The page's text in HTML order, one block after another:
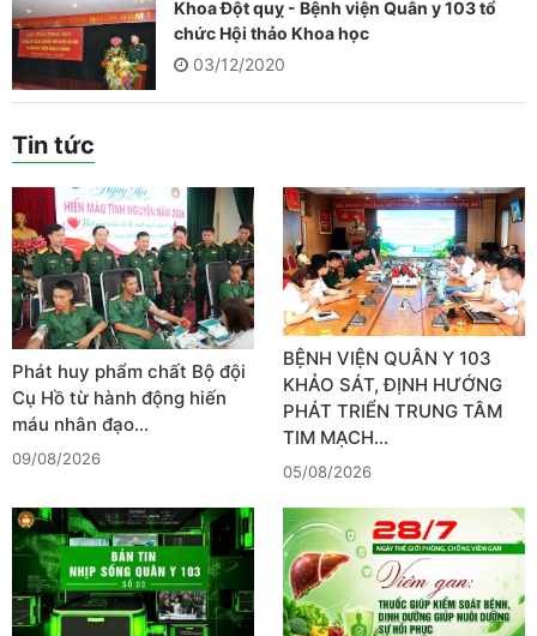
Khoa Đột quỵ - Bệnh viện Quân y 103 tổ
chức Hội thảo Khoa học
03/12/2020
Tin tức
Phát huy phẩm chất Bộ đội
Cụ Hồ từ hành động hiến
máu nhân đạo…
09/08/2026
BỆNH VIỆN QUÂN Y 103
KHẢO SÁT, ĐỊNH HƯỚNG
PHÁT TRIỂN TRUNG TÂM
TIM MẠCH…
05/08/2026